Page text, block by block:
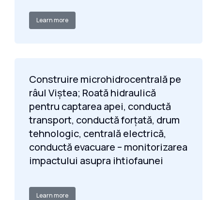
Learn more
Construire microhidrocentrală pe
râul Viștea; Roată hidraulică
pentru captarea apei, conductă
transport, conductă forțată, drum
tehnologic, centrală electrică,
conductă evacuare – monitorizarea
impactului asupra ihtiofaunei
Learn more